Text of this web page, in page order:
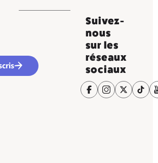
Suivez-
nous
sur les
réseaux
sociaux